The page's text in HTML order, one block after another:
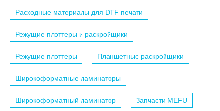
Расходные материалы для DTF печати
Режущие плоттеры и раскройщики
Режущие плоттеры Планшетные раскройщики
Широкоформатные ламинаторы
Широкоформатный ламинатор Запчасти MEFU